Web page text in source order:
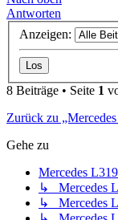
Antworten
Anzeigen:
8 Beiträge • Seite 1
Zurück zu
Gehe zu
Mercedes
↳ Mercedes
↳ Mercedes